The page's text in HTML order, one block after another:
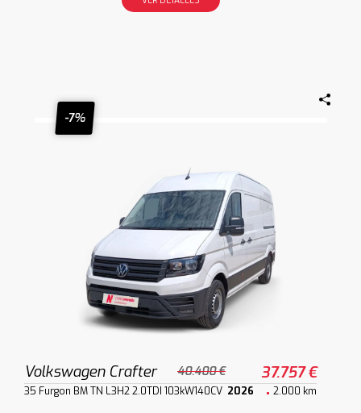
-7%
Volkswagen Crafter 40.400 € 37.757 €
35 Furgon BM TN L3H2 2.0TDI 103kW140CV 2026 2.000 km